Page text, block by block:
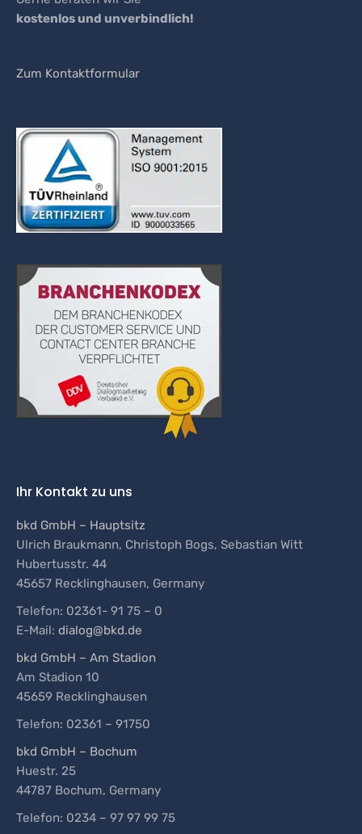
kostenlos und unverbindlich!
Zum Kontaktformular
Ihr Kontakt zu uns
bkd GmbH – Hauptsitz
Ulrich Braukmann, Christoph Bogs, Sebastian Witt
Hubertusstr. 44
45657 Recklinghausen, Germany
Telefon: 02361- 91 75 – 0
E-Mail: dialog@bkd.de
bkd GmbH – Am Stadion
Am Stadion 10
45659 Recklinghausen
Telefon: 02361 – 91750
bkd GmbH – Bochum
Huestr. 25
44787 Bochum, Germany
Telefon: 0234 – 97 97 99 75